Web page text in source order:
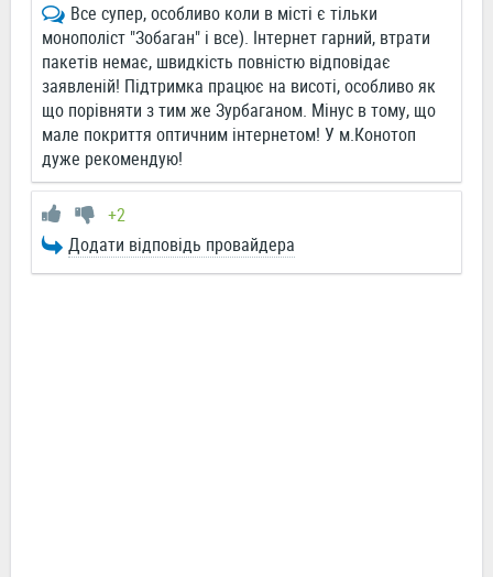
Все супер, особливо коли в місті є тільки
монополіст "Зобаган" і все). Інтернет гарний, втрати
пакетів немає, швидкість повністю відповідає
заявленій! Підтримка працює на висоті, особливо як
що порівняти з тим же Зурбаганом. Мінус в тому, що
мале покриття оптичним інтернетом! У м.Конотоп
дуже рекомендую!
+2
Додати відповідь провайдера